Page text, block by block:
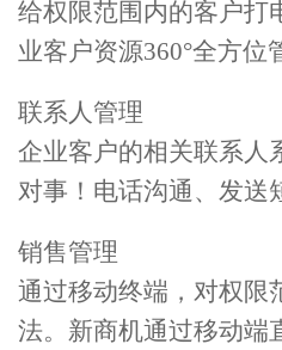
给权限范围内的客户打
业客户资源360°全方位
联系人管理
企业客户的相关联系人
对事！电话沟通、发送
销售管理
通过移动终端，对权限
法。新商机通过移动端